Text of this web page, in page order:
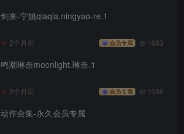
剑来-宁姚qiaqia.ningyao-re.1
2个月前 会员专属 1683
鸣潮琳奈moonlight.琳奈.1
2个月前 会员专属 1536
动作合集-永久会员专属